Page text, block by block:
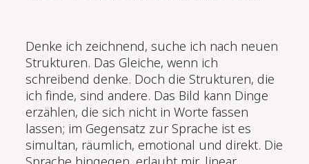
Denke ich zeichnend, suche ich nach neuen
Strukturen. Das Gleiche, wenn ich
schreibend denke. Doch die Strukturen, die
ich finde, sind andere. Das Bild kann Dinge
erzählen, die sich nicht in Worte fassen
lassen; im Gegensatz zur Sprache ist es
simultan, räumlich, emotional und direkt. Die